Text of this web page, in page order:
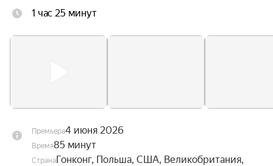
одноклассницу Ив, без ума влюблённую в
наконец обретает смелость взглянуть в глаза
1 час 25 минут
Премьера4 июня 2026
Время85 минут
СтранаГонконг, Польша, США, Великобритания,